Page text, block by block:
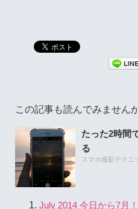
この記事も読んでみません
たった2時間
る
スマホ撮影テクニ
July 2014 今日から7